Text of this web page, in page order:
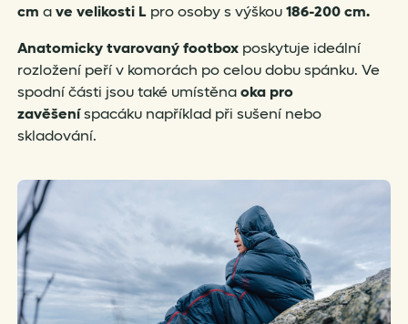
cm ave velikosti L pro osoby s výškou186-200 cm.
Anatomicky tvarovaný footboxposkytuje ideální
rozložení peří v komorách po celou dobu spánku. Ve
spodní části jsou také umístěnaoka pro
zavěšeníspacáku například při sušení nebo
skladování.